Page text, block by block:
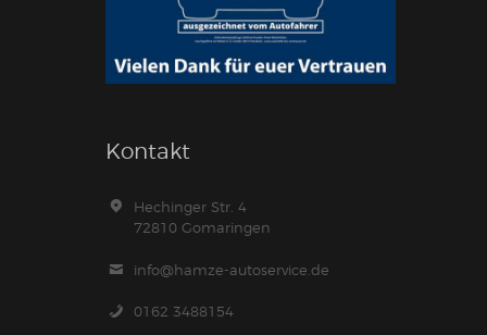
Kontakt
Hechinger Str. 4
72810 Gomaringen
info@hamze-autoservice.de
0162 3488154